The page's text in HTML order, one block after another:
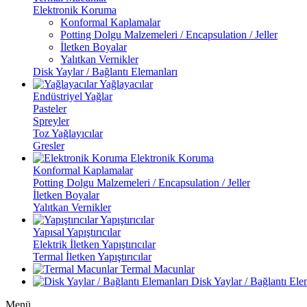
Elektronik Koruma
Konformal Kaplamalar
Potting Dolgu Malzemeleri / Encapsulation / Jeller
İletken Boyalar
Yalıtkan Vernikler
Disk Yaylar / Bağlantı Elemanları
Yağlayacılar
Endüstriyel Yağlar
Pasteler
Spreyler
Toz Yağlayıcılar
Gresler
Elektronik Koruma
Konformal Kaplamalar
Potting Dolgu Malzemeleri / Encapsulation / Jeller
İletken Boyalar
Yalıtkan Vernikler
Yapıştırıcılar
Yapısal Yapıştırıcılar
Elektrik İletken Yapıştırıcılar
Termal İletken Yapıştırıcılar
Termal Macunlar
Disk Yaylar / Bağlantı
Menü